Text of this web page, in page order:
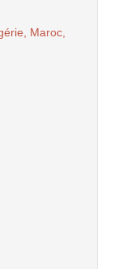
Maroc,